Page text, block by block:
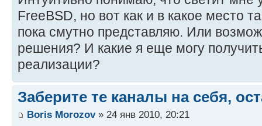
FreeBSD, но вот как и в какое место
пока смутно представляю. Или
решения? И какие я еще могу
реализации?
Заберите те каналы на себя,
Boris Morozov» 24 янв 2010, 20:21